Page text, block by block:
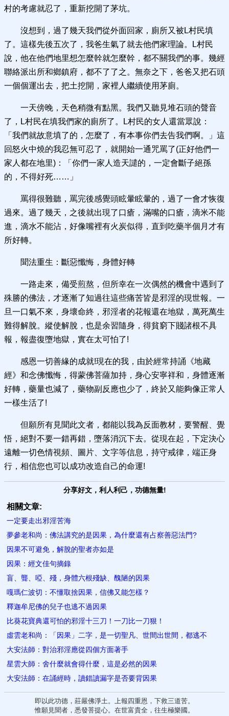
村的考慮就忍了，重新挖開了茅坑。
沒想到，過了幾天我們從外面回家，廁所又被L村民填
了。這樣先後五次了，我爸生氣了就去他們家理論。L村民
說，他在他們地里想怎麼幹就怎麼幹，都不關我們的事。幾經
聯絡派出所和鄉鎮府，都不了了之。無奈之下，爸爸又把石頭
一個個運出去，把土挖開，家裡人繼續使用茅廁。
一天傍晚，天色稍微有點黑。我們又聽見堆石頭的聲音
了，L村民在填我們家的廁所了。L村民的女人還當眾說：
「我們就故意填了的，怎麼了，有本事你們去告我們啊。」這
回怒火中燒的我忍無可忍了，就開始一通咒罵了(正好他們一
家人都在地里)：「你們一家人造天譴的，一定會斷子絕孫
的，不得好死……」
罵得很難聽，罵完後感覺頭眩暈眩暈的，過了一會才恢復
過來。過了幾天，之後就出現了口瘡，滿嘴的口瘡，滴米不能
進，滴水不能沾，好像嘴裡有火炭似得，直到吃藥半個月才有
所好轉。
聞法重生：斷惡懺悔，身體好轉
一路走來，備受煎熬，但所幸在一次偶然的機會中遇到了
殊勝的佛法，才逐漸了知過往這些痛苦皆是邪淫的現世報。一
旦一口氣不來，身壞命終，邪淫者的花報還在地獄，萬死萬生
難得解脫。縱使解脫，也是余習隨身，得貧窮下賤諸根不具
報，報盡復墮地獄，實在太可怕了!
感恩一切善緣的成就!現在的我，由於經常持誦《地藏
經》和念佛懺悔，得蒙佛菩薩加持，身心安寧祥和，身體逐漸
好轉，藥量也減了，藥物副反應也少了，終於又能夠像正常人
一樣生活了!
但願所有見聞此文者，都能以我為反面教材，要警醒、覺
悟，絕對不要一錯再錯，墮落消沉下去。從現在起，下定決心
遠離一切色情視頻、圖片、文字等信息，持守戒律，端正身
行，相信您也可以成功改造自己的命運!
分享好文，利人利己，功德無量!
相關文章:
一定要走出邪淫苦海
夢參老和尚：佛法講究的是因果，為什麼還有占察善惡法門?
因果不可避免，解脫的聖者​亦如是
因果：經文佳句摘錄
盲、聾、啞、殘，身體六根殘缺、醜陋的因果
嘎瑪仁波切：不懂取捨因果，信佛又能怎樣？
釋迦牟尼佛的兒子也逃不過因果
比葵花寶典還可怕的邪淫十三刀！一刀比一刀狠！
虛雲老和尚：「因果」二字，是一切聖凡、世間出世間，都逃不
大安法師：對治邪淫應從四個方面著手
星雲大師：舍什麼就會得什麼，這是必然的因果
大安法師：在誦經時，讀錯讀漏​字是否要背因果
即以此功德，莊嚴佛淨土。上報四重恩，下救三道苦。
惟願見聞者，悉發菩提心。在世富貴全，往生極樂國。